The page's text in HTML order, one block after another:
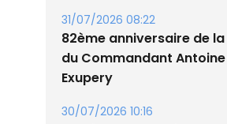
31/07/2026 08:22
82ème anniversaire de
du Commandant
Exupery
30/07/2026 10:16